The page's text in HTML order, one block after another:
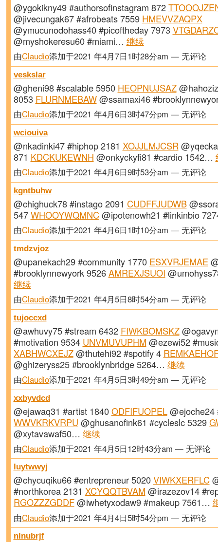
@ygokikny49 #authorsofinstagram 872
@jivecungak67 #afrobeats 7559 HMEVVZAQPX
@ymucunodohass40 #picoftheday 7973
@myshokeresu60 #miami… 继续
由Claudio添加于2021 年4月7日1时28分am — 无评论
veskslar
@gheni98 #scalable 5950 HEOPNUJSAZ
8053 FLURNMEBAW@ssamaxi46
由Claudio添加于2021 年4月6日3时47分pm — 无评论
wciouiva
@nkadinki47 #hiphop 2181 XOJJLMJCSR
871 KDCKUKEWNH @onkyckyfi81 #cardio 1542…
由Claudio添加于2021 年4月6日9时53分am — 无评论
kgntbuhw
@chighuck78 #instago 2091 CUDFFJUDWB
547WHOOYWQMNC@ipotenowh21 #linkinbio
由Claudio添加于2021 年4月6日1时10分am — 无评论
tmdzvjoz
@upanekach29 #community 1770 ESXVRJEMAE
#brooklynnewyork 9526AMREXJSUOI
继续
由Claudio添加于2021 年4月5日8时54分am — 无评论
tujoccxd
@awhuvy75 #stream 6432 FIWKBOMSKZ
#motivation 9534 UNVMUVUPHM @ezewi52
XABHWCXEJZ@thutehi92 #spotify 4
@ghizeryss25 #brooklynbridge 5264… 继续
由Claudio添加于2021 年4月5日3时49分am — 无评论
xxbyvdcd
@ejawaq31 #artist 1840ODFIFUOPEL@ejoche24
WWVKRKVRPU @ghusanofink61 #cycleslc 5329
@xytavawaf50… 继续
由Claudio添加于2021 年4月5日12时43分am — 无评论
luytwwyj
@chycuqiku66 #entrepreneur 5020VIWKXERFLC
#northkorea 2131 XCYQQTBVAM @irazezov14
RGOZZZGDDF@iwhetyxodaw9 #makeup 7561…
由Claudio添加于2021 年4月4日5时54分pm — 无评论
nlnubrjf